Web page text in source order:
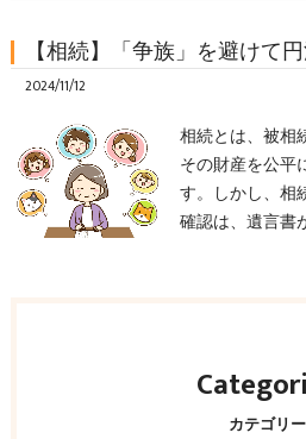
【相続】「争族」を避けて
2024/11/12
相続とは、被相
その財産を公平
す。しかし、相
確認は、遺言書
カテゴリー